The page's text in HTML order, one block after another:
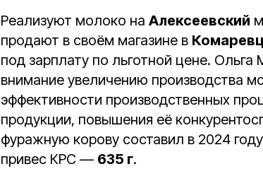
Реализуют молоко на Алексеевский
продают в своём магазине в
под зарплату по льготной цене.
внимание увеличению производства
эффективности производственных
продукции, повышения её
фуражную корову составил в 2024 году
привес КРС — 635 г.